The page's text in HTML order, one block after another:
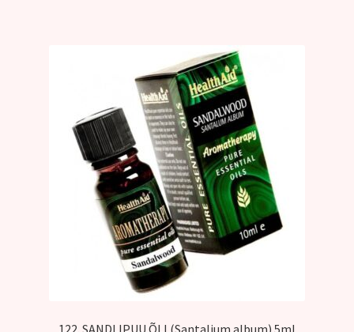
122. SANDLIPUU ÕLI (Santalium album) 5ml